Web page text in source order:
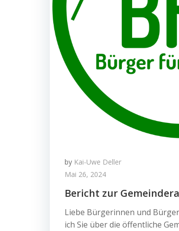
by Kai-Uwe Deller
Mai 26, 2024
Bericht zur
Liebe Bürgerinnen und
ich Sie über die öffentliche